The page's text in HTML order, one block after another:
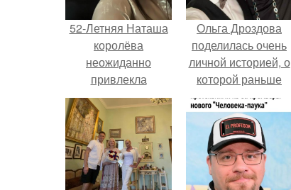
52-Летняя Наташа
королёва
неожиданно
привлекла
внимание
подписчиков,
показав свою
невестку мелиссу в
не самом выгодном
свете.
Ольга Дроздова
поделилась очень
личной историей, о
которой раньше
почти не говорила.